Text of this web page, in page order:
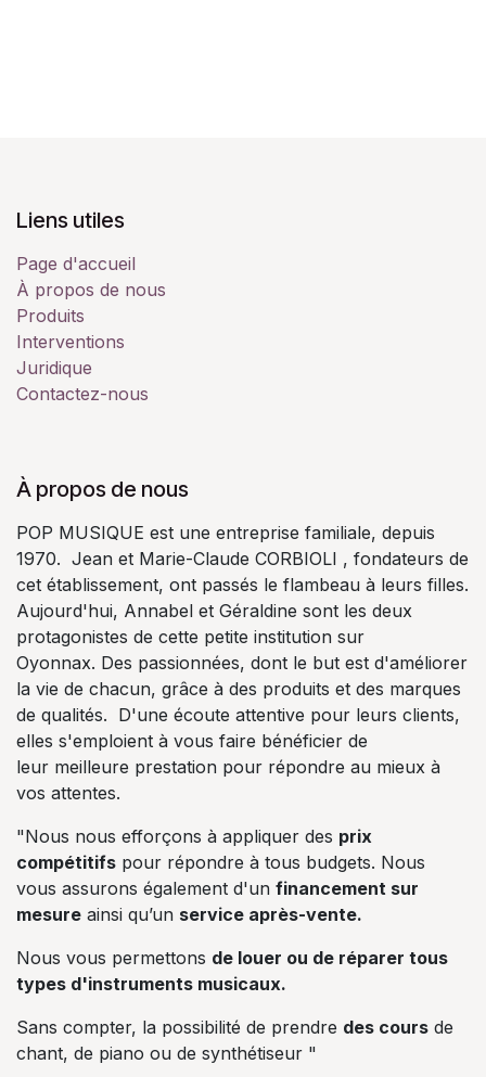
Liens utiles
Page d'accueil
À propos de nous
Produits
Interventions
Juridique
Contactez-nous
À propos de nous
POP MUSIQUE est une entreprise familiale, depuis
1970. Jean et Marie-Claude CORBIOLI , fondateurs de
cet établissement, ont passés le flambeau à leurs filles.
Aujourd'hui, Annabel et Géraldine sont les deux
protagonistes de cette petite institution sur
Oyonnax. Des passionnées, dont le but est d'améliorer
la vie de chacun, grâce à des produits et des marques
de qualités. D'une écoute attentive pour leurs clients,
elles s'emploient à vous faire bénéficier de
leur meilleure prestation pour répondre au mieux à
vos attentes.
"Nous nous efforçons à appliquer des prix
compétitifs pour répondre à tous budgets. Nous
vous assurons également d'un financement sur
mesure ainsi qu’un service après-vente.
Nous vous permettons de louer ou de réparer tous
types d'instruments musicaux.
Sans compter, la possibilité de prendre des cours de
chant, de piano ou de synthétiseur "